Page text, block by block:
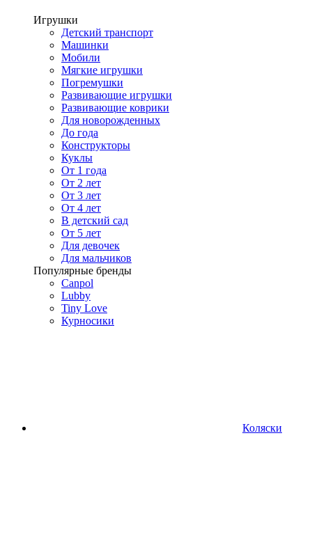
Игрушки
Детский транспорт
Машинки
Мобили
Мягкие игрушки
Погремушки
Развивающие игрушки
Развивающие коврики
Для новорожденных
До года
Конструкторы
Куклы
От 1 года
От 2 лет
От 3 лет
От 4 лет
В детский сад
От 5 лет
Для девочек
Для мальчиков
Популярные бренды
Canpol
Lubby
Tiny Love
Курносики
Коляски